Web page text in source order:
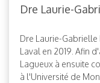
Dre Laurie-
Dre Laurie-
Laval en 2019. Afin
Lagueux à ensuite
à l'Université de